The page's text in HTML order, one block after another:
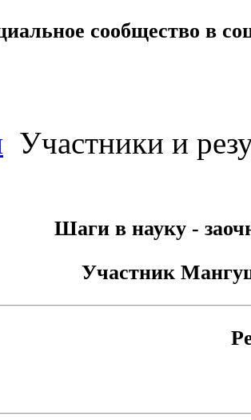
сообщество в
Участники и
Шаги в науку -
Участник